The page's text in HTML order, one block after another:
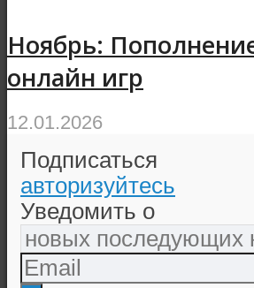
Ноябрь:
онлайн игр
12.01.2026
Подписаться
авторизуйтесь
Уведомить о